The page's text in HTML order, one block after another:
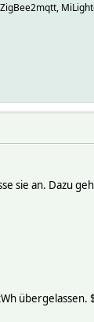
sie an. Dazu